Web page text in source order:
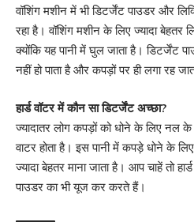
वॉशिंग मशीन में भी डिटर्जेंट पाउडर और
रहा है। वॉशिंग मशीन के लिए ज्यादा बेहतर
क्योंकि यह पानी में घुल जाता है। डिटर्जेंट
नहीं हो पाता है और कपड़ों पर ही लगा रह
हार्ड वॉटर में कौन सा डिटर्जेंट अच्छा?
ज्यादातर लोग कपड़ों को धोने के लिए नल के
वाटर होता है। इस पानी में कपड़े धोने के
ज्यादा बेहतर माना जाता है। आप चाहें तो
पाउडर का भी यूज कर करते हैं।